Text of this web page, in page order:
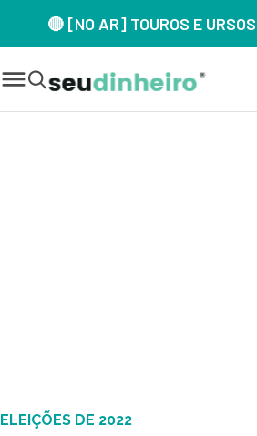
🔴 [NO AR] TOUROS E
ELEIÇÕES DE 2022